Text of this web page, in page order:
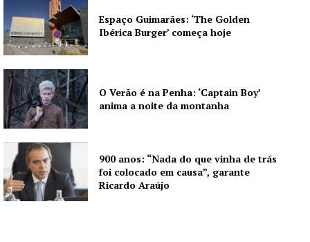
Espaço Guimarães: ‘The Golden
Ibérica Burger’ começa hoje
O Verão é na Penha: ‘Captain Boy’
anima a noite da montanha
900 anos: “Nada do que vinha de trás
foi colocado em causa”, garante
Ricardo Araújo